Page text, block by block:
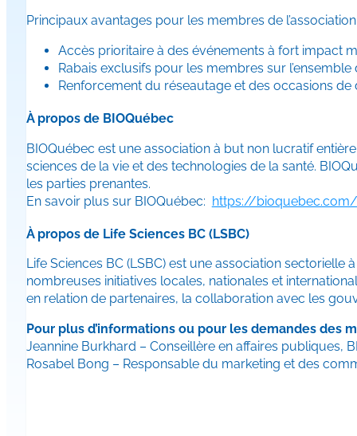
Principaux avantages pour les membres de l’association
Accès prioritaire à des événements à fort impact
Rabais exclusifs pour les membres sur
Renforcement du réseautage et des occasions
À propos de BIOQuébec
BIOQuébec est une association à but non lucratif
sciences de la vie et des technologies de la santé.
les parties prenantes.
En savoir plus sur BIOQuébec: https://bioquebec.com/
À propos de Life Sciences BC (LSBC)
Life Sciences BC (LSBC) est une association
nombreuses initiatives locales, nationales et
en relation de partenaires, la collaboration avec les
Pour plus d’informations ou pour les demandes des
Jeannine Burkhard – Conseillère en affaires publiques,
Rosabel Bong – Responsable du marketing et des